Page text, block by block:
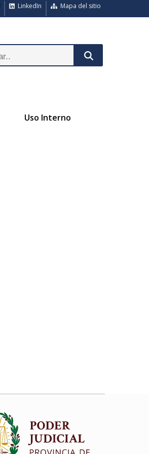
Mapa del sitio
LinkedIn
Uso Interno